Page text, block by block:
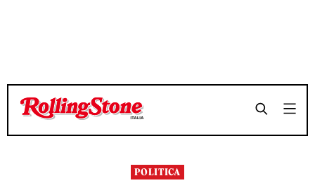
TEMPO DI LETTURA 11 MINUTI SHARE
TEMPO DI LETTURA 11 MINUTI SHARE
POLITICA